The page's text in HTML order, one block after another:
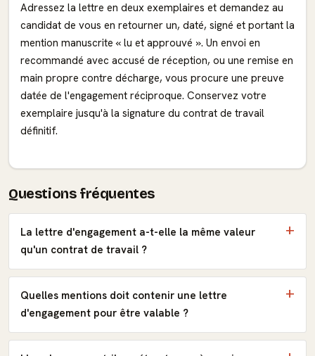
Adressez la lettre en deux exemplaires et demandez au
candidat de vous en retourner un, daté, signé et portant la
mention manuscrite « lu et approuvé ». Un envoi en
recommandé avec accusé de réception, ou une remise en
main propre contre décharge, vous procure une preuve
datée de l'engagement réciproque. Conservez votre
exemplaire jusqu'à la signature du contrat de travail
définitif.
Questions fréquentes
La lettre d'engagement a-t-elle la même valeur
qu'un contrat de travail ?
Quelles mentions doit contenir une lettre
d'engagement pour être valable ?